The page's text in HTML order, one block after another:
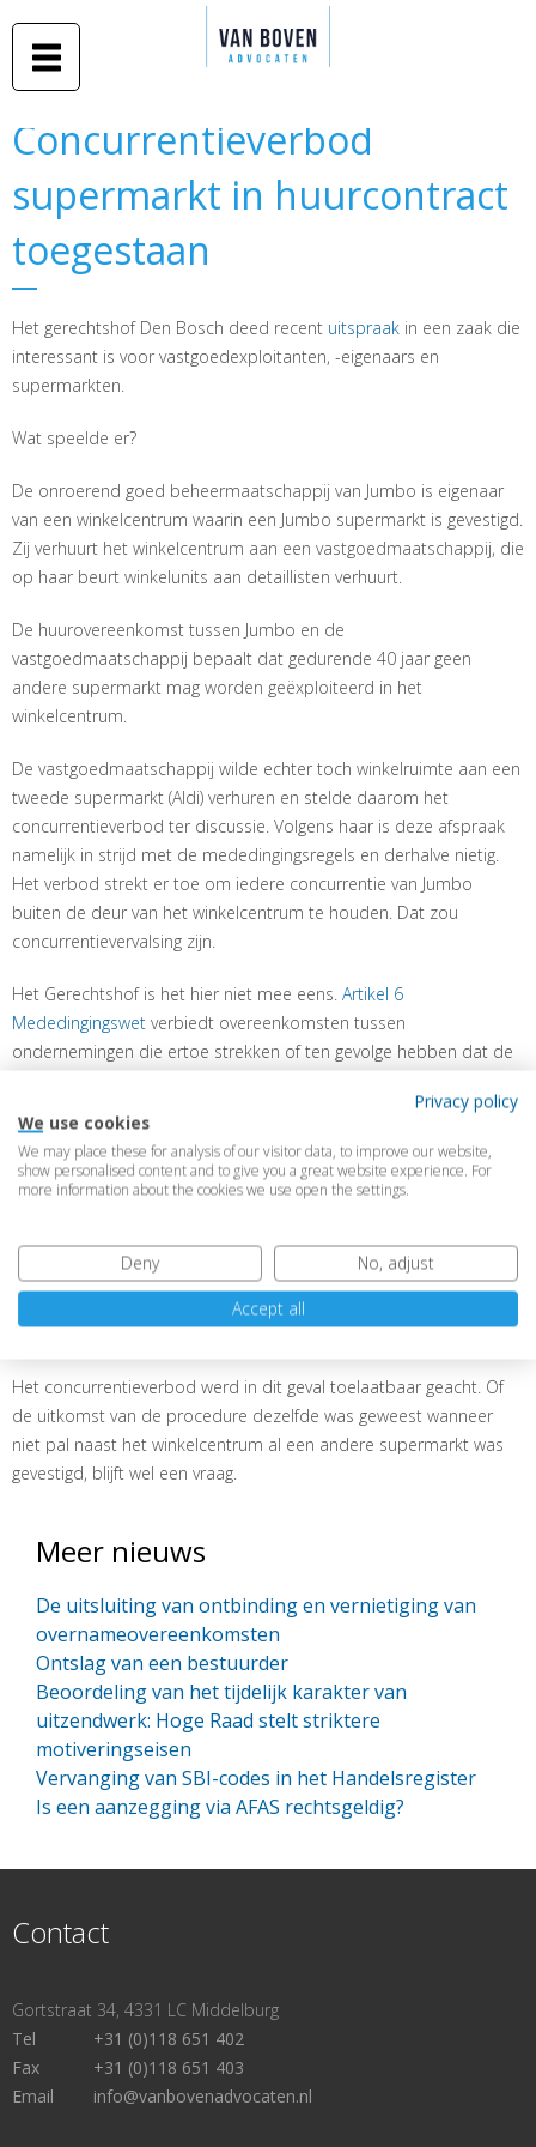
en naar
de inhoud
Van Boven
advocaten
Middelburg
-
Amsterdam
advies in
begrijpelijke
taal
Concurrentieverbod
supermarkt in huurcontract
toegestaan
Concurrentieverbod
supermarkt in huurcontract
toegestaan
Het gerechtshof Den Bosch deed recent uitspraak in een zaak die
interessant is voor vastgoedexploitanten, -eigenaars en
supermarkten.
Wat speelde er?
De onroerend goed beheermaatschappij van Jumbo is eigenaar
van een winkelcentrum waarin een Jumbo supermarkt is gevestigd.
Zij verhuurt het winkelcentrum aan een vastgoedmaatschappij, die
op haar beurt winkelunits aan detaillisten verhuurt.
De huurovereenkomst tussen Jumbo en de
vastgoedmaatschappij bepaalt dat gedurende 40 jaar geen
andere supermarkt mag worden geëxploiteerd in het
winkelcentrum.
De vastgoedmaatschappij wilde echter toch winkelruimte aan een
tweede supermarkt (Aldi) verhuren en stelde daarom het
concurrentieverbod ter discussie. Volgens haar is deze afspraak
namelijk in strijd met de mededingingsregels en derhalve nietig.
Het verbod strekt er toe om iedere concurrentie van Jumbo
buiten de deur van het winkelcentrum te houden. Dat zou
concurrentievervalsing zijn.
Het Gerechtshof is het hier niet mee eens. Artikel 6
Mededingingswet verbiedt overeenkomsten tussen
ondernemingen die ertoe strekken of ten gevolge hebben dat de
merkbaar wordt verhinderd, beperkt of vervalst. Daarbij is relevant
of de concurrentie ook daadwerkelijk en merkbaar wordt
verstoord. Dat is in deze kwestie niet gebleken.
Aldi gevestigd. Van enige merkbare invloed op de mededinging
was daarom geen sprake. Het Gerechtshof oordeelde daarom
dat Jumbo gebruik mag maken van haar positie als eigenaar en
laat het verbod op verhuur aan andere supermarkten in stand.
Het concurrentieverbod werd in dit geval toelaatbaar geacht. Of
de uitkomst van de procedure dezelfde was geweest wanneer
niet pal naast het winkelcentrum al een andere supermarkt was
gevestigd, blijft wel een vraag.
Meer nieuws
De uitsluiting van ontbinding en vernietiging van
overnameovereenkomsten
Ontslag van een bestuurder
Beoordeling van het tijdelijk karakter van
uitzendwerk: Hoge Raad stelt striktere
motiveringseisen
Vervanging van SBI-codes in het Handelsregister
Is een aanzegging via AFAS rechtsgeldig?
Contact
Gortstraat 34, 4331 LC Middelburg
Tel
+31 (0)118 651 402
Fax
+31 (0)118 651 403
Email
info@vanbovenadvocaten.nl
Privacy policy
We use cookies
We may place these for analysis of our visitor data, to improve our website,
show personalised content and to give you a great website experience. For
more information about the cookies we use open the settings.
Deny
No, adjust
Accept all